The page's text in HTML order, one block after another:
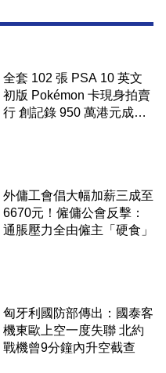
全套 102 張 PSA 10 英文
初版 Pokémon 卡現身拍賣
行 創記錄 950 萬港元成交
外傭工會倡大幅加薪三成至
6670元！僱傭公會反擊：
通脹壓力全由僱主「硬食」
匈牙利國防部傳出：國泰客
機東歐上空一度失聯 北約
戰機曾9分鐘內升空截查